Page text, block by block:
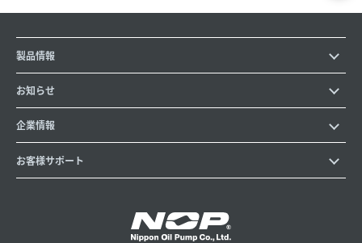
製品情報
お知らせ
企業情報
お客様サポート